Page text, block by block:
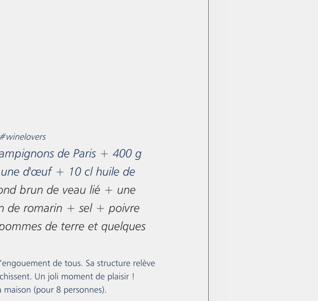
#winelovers
de Paris + 400 g
d'œuf + 10 cl huile de
brun de veau lié + une
de romarin + sel + poivre
de terre et quelques
de tous. Sa structure relève
Un joli moment de plaisir !
maison (pour 8 personnes).